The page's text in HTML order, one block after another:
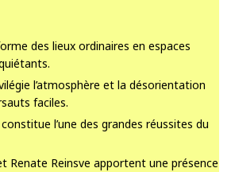
des lieux ordinaires en espaces
l’atmosphère et la désorientation
faciles.
l’une des grandes réussites du
Renate Reinsve apportent une présence